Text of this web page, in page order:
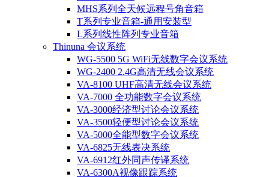
MHS系列全天候远程号角音箱
T系列专业音箱-通用安装型
L系列线性阵列专业音箱
Thinuna 会议系统
WG-5500 5G WiFi无线数字会议系统
WG-2400 2.4G高清无线会议系统
VA-8100 UHF高清无线会议系统
VA-7000 全功能数字会议系统
VA-3000经济型讨论会议系统
VA-3500轻便型讨论会议系统
VA-5000全能型数字会议系统
VA-6825无线表决系统
VA-6912红外同声传译系统
VA-6300A视像跟踪系统